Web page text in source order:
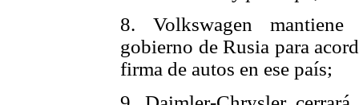
8. Volkswagen mantiene
gobierno de Rusia para
firma de autos en ese país;